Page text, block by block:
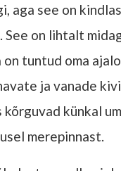
aga see on
See on lihtalt
tuntud oma
ja vanade
kõrguvad künkal
merepinnast.